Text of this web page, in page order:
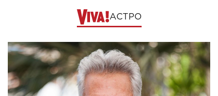
АСТРО